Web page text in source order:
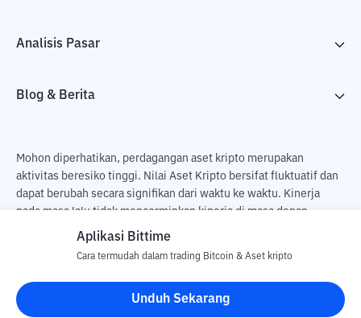
Analisis Pasar
Blog & Berita
Mohon diperhatikan, perdagangan aset kripto merupakan
aktivitas beresiko tinggi. Nilai Aset Kripto bersifat fluktuatif dan
dapat berubah secara signifikan dari waktu ke waktu. Kinerja
pada masa lalu tidak mencerminkan kinerja di masa depan.
Terdapat risiko kehilangan sebagai dampak dari membeli dan
pengguna. PT Utama Aset Digital Indonesia (Bittime) tidak
bertanggung jawab atas perubahan fluktuasi dari nilai tukar Aset
Kripto.
Aplikasi Bittime
Cara termudah dalam trading Bitcoin & Aset kripto
Unduh Sekarang